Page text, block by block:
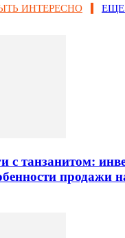
ИНТЕРЕСНО ЕЩЕ
с танзанитом:
продажи